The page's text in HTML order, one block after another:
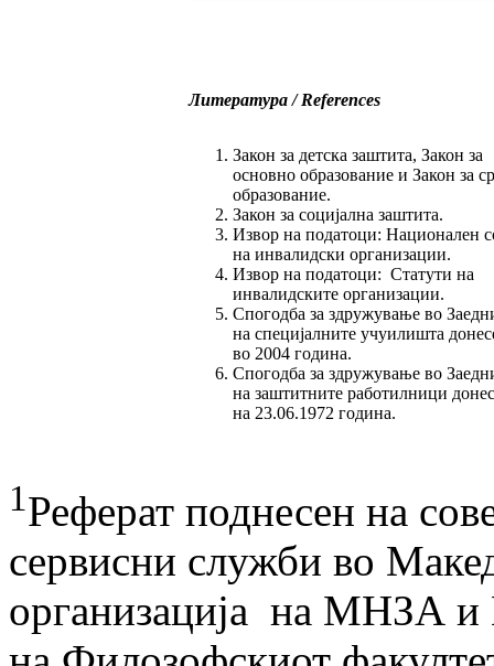
Литература / References
Закон за детска заштита, Закон за
основно образование и Закон за
образование.
Закон за социјална заштита.
Извор на податоци: Национален
на инвалидски организации.
Извор на податоци: Статути на
инвалидските организации.
Спогодба за здружување во
на специјалните учуилишта
во 2004 година.
Спогодба за здружување во
на заштитните работилници
на 23.06.1972 година.
1Реферат поднесен на
сервисни служби во
организација на МНЗА